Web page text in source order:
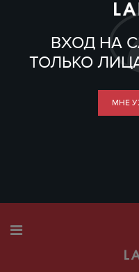
ВХОД НА
ТОЛЬКО
МНЕ